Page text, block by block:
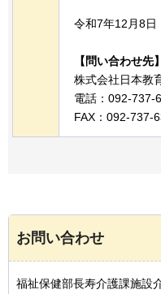
令和7年12月8
【問い合わせ先】
株式会社日本教
電話：092-737-
FAX：092-737-
お問い合わせ
福祉保健部長寿介護課施設